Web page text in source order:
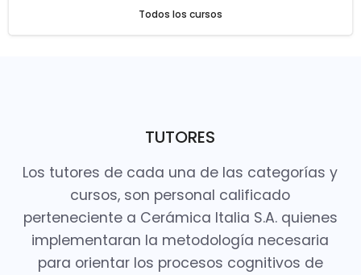
Todos los cursos
TUTORES
Los tutores de cada una de las categorías y
cursos, son personal calificado
perteneciente a Cerámica Italia S.A. quienes
implementaran la metodología necesaria
para orientar los procesos cognitivos de